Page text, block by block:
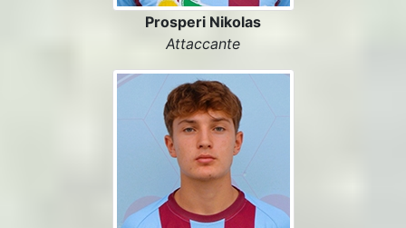
Prosperi Nikolas
Attaccante